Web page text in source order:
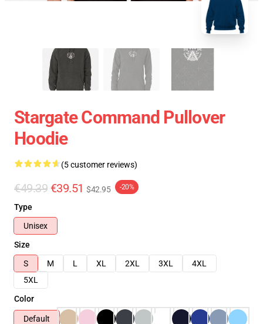
Stargate Command Pullover
Hoodie
(5 customer reviews)
€49.39 €39.51 $42.95 -20%
Type
Unisex
Size
S
M L XL 2XL 3XL
4XL
5XL
Color
Default